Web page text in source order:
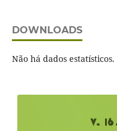
DOWNLOADS
Não há dados estatísticos.